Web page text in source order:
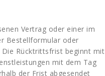
Vertrag oder einer im
Bestellformular oder
Die Rücktrittsfrist beginnt mit
mit dem Tag
der Frist abgesendet